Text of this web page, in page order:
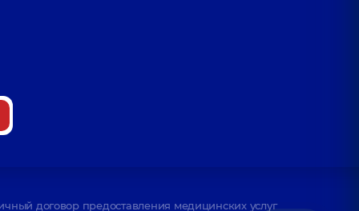
договор предоставления медицинских услуг